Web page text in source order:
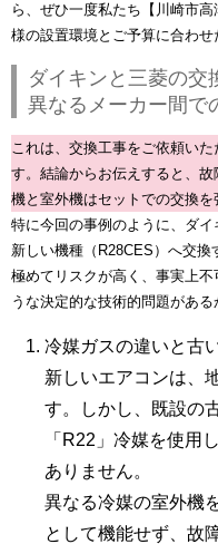
ら、ぜひ一度私たち【川崎市
様の設置環境とご予算に合わせ
ダイキンと三菱の交
異なるメーカー間で
これは、交換工事をご依頼い
す。結論からお伝えすると、
機と室外機はセットでの交換を
特に今回の事例のように、 ダイ
新しい機種（R28CES）へ交
極めてリスクが高く、事実上不
うな決定的な技術的問題がある
冷媒ガスの違いと古
新しいエアコンは、
す。しかし、既設の
「R22」冷媒を使用
ありません。
異なる冷媒の室外機
として機能せず、故